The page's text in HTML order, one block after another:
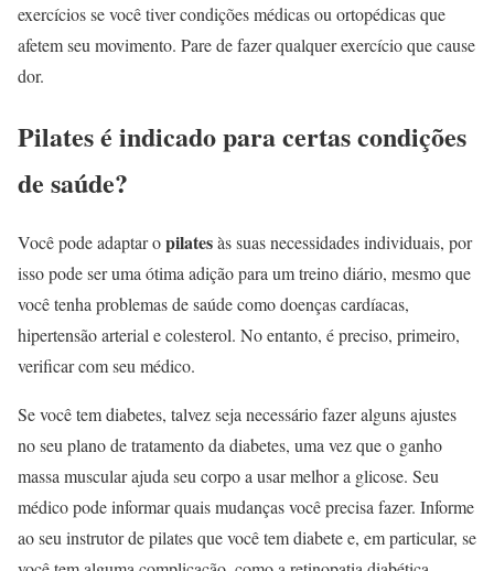
exercícios se você tiver condições médicas ou ortopédicas que
afetem seu movimento. Pare de fazer qualquer exercício que cause
dor.
Pilates é indicado para certas condições
de saúde?
Você pode adaptar opilatesàs suas necessidades individuais, por
isso pode ser uma ótima adição para um treino diário, mesmo que
você tenha problemas de saúde como doenças cardíacas,
hipertensão arterial e colesterol. No entanto, é preciso, primeiro,
verificar com seu médico.
Se você tem diabetes, talvez seja necessário fazer alguns ajustes
no seu plano de tratamento da diabetes, uma vez que o ganho
massa muscular ajuda seu corpo a usar melhor a glicose. Seu
médico pode informar quais mudanças você precisa fazer. Informe
ao seu instrutor de pilates que você tem diabete e, em particular, se